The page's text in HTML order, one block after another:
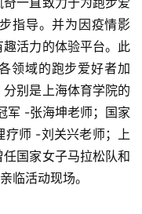
指导。并为因疫情影
活力的体验平台。此
领域的跑步爱好者加
别是上海体育学院的
军 -张海坤老师；国家
师 -刘关兴老师；上
国家女子马拉松队和
临活动现场。